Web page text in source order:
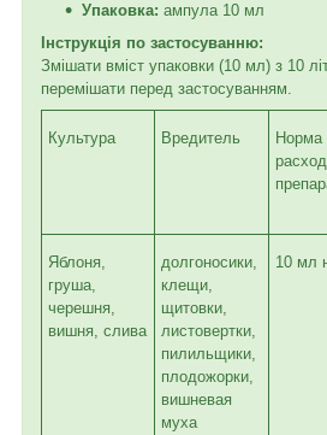
Упаковка: ампула 10 мл
Інструкція по застосуванню:
Змішати вміст упаковки (10 мл) з 10
перемішати перед застосуванням.
Культура Вредитель
Норма
Яблоня,
груша,
черешня,
вишня, слива
долгоносики,
клещи,
щитовки,
листовертки,
пилильщики,
плодожорки,
вишневая
муха
10 мл